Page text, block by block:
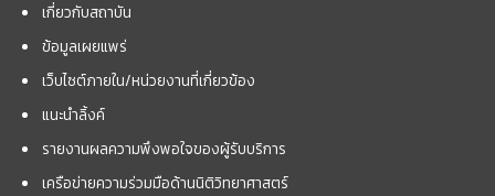
เกี่ยวกับสถาบัน
ข้อมูลเผยแพร่
เว็บไซต์ภายใน/หน่วยงานที่เกี่ยวข้อง
แนะนำลิ้งค์
รายงานผลความพึงพอใจของผู้รับบริการ
เครือข่ายความร่วมมือด้านนิติวิทยาศาสตร์